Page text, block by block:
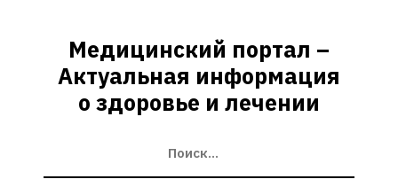
содержимомуМедицинский портал –
Актуальная информация
о здоровье и лечении